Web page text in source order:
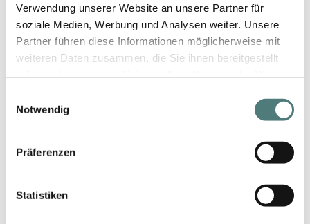
Verwendung unserer Website an unsere Partner für
soziale Medien, Werbung und Analysen weiter. Unsere
Partner führen diese Informationen möglicherweise mit
weiteren Daten zusammen, die Sie ihnen bereitgestellt
Notwendig
Präferenzen
Statistiken
129,00 €
100 ml (129,00 € / 100 ml)